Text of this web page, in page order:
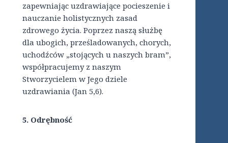
zapewniając uzdrawiające pocieszenie i
nauczanie holistycznych zasad
zdrowego życia. Poprzez naszą służbę
dla ubogich, prześladowanych, chorych,
uchodźców „stojących u naszych bram”,
współpracujemy z naszym
Stworzycielem w Jego dziele
uzdrawiania (Jan 5,6).
5. Odrębność